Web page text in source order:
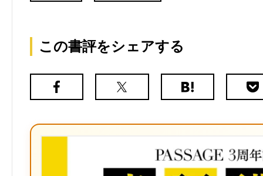
この書評をシェアする
Facebook
X（旧
は
ク
マ
ー